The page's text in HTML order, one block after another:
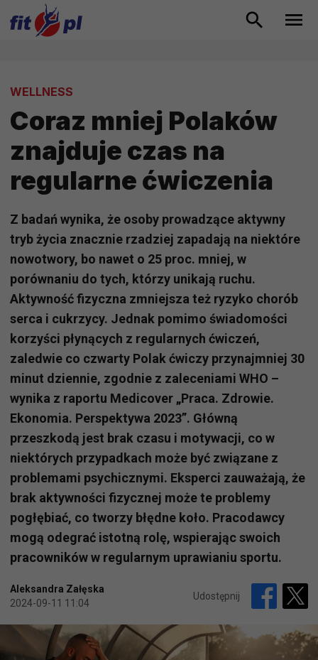
WELLNESS
Coraz mniej Polaków
znajduje czas na
regularne ćwiczenia
Z badań wynika, że osoby prowadzące aktywny
tryb życia znacznie rzadziej zapadają na niektóre
nowotwory, bo nawet o 25 proc. mniej, w
porównaniu do tych, którzy unikają ruchu.
Aktywność fizyczna zmniejsza też ryzyko chorób
serca i cukrzycy. Jednak pomimo świadomości
korzyści płynących z regularnych ćwiczeń,
zaledwie co czwarty Polak ćwiczy przynajmniej 30
minut dziennie, zgodnie z zaleceniami WHO –
wynika z raportu Medicover „Praca. Zdrowie.
Ekonomia. Perspektywa 2023”. Główną
przeszkodą jest brak czasu i motywacji, co w
niektórych przypadkach może być związane z
problemami psychicznymi. Eksperci zauważają, że
brak aktywności fizycznej może te problemy
pogłębiać, co tworzy błędne koło. Pracodawcy
mogą odegrać istotną rolę, wspierając swoich
pracowników w regularnym uprawianiu sportu.
Aleksandra Załęska
2024-09-11 11:04
Udostępnij